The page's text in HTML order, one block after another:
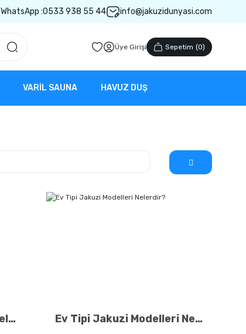
WhatsApp :0533 938 55 44 info@jakuzidunyasi.com
Üye Girişi Sepetim (0)
VARİL SAUNA HAVUZ DUŞ
En İyi Jakuzi Markaları Nelerdir? Ev Tipi Jakuzi Modelleri Nelerdir?